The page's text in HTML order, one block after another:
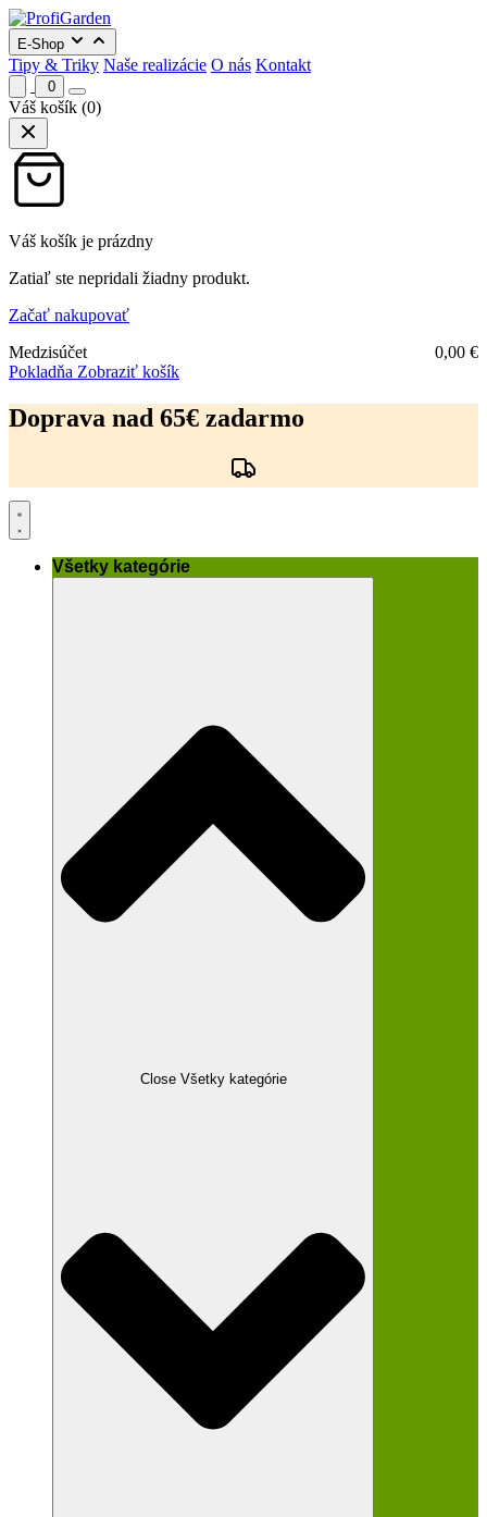
E-Shop
Tipy & Triky Naše realizácie O nás Kontakt
0
Váš košík (0)
Váš košík je prázdny
Zatiaľ ste nepridali žiadny produkt.
Začať nakupovať
Medzisúčet
0,00 €
Pokladňa Zobraziť košík
na
obsah
Doprava nad 65€ zadarmo
Všetky kategórie
Close Všetky kategórie